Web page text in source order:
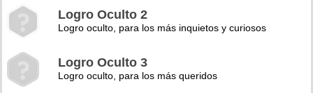
Logro Oculto 2
Logro oculto, para los más inquietos y curiosos
Logro Oculto 3
Logro oculto, para los más queridos